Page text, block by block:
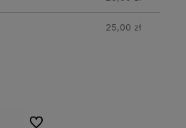
25,00 zł
Do ulubionych
Do ulubionych